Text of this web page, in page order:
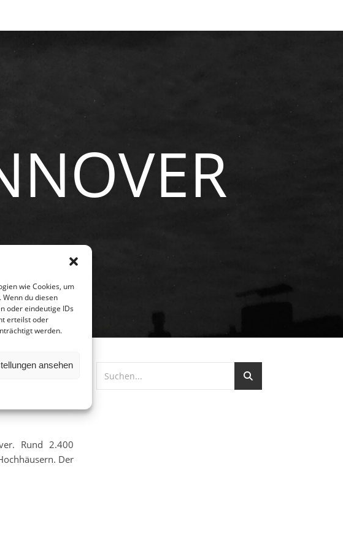
wie Cookies, um
du diesen
oder eindeutige IDs
erteilst oder
werden.
ansehen
Rund 2.400
Der